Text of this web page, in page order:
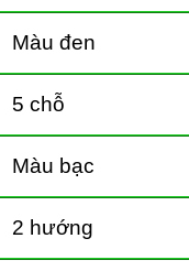
Màu đen
5 chỗ
Màu bạc
2 hướng